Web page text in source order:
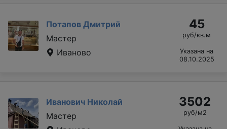
Потапов Дмитрий
Мастер
Иваново
45
руб/кв.м
Указана на
08.10.2025
Иванович Николай
Мастер
3502
руб/м2